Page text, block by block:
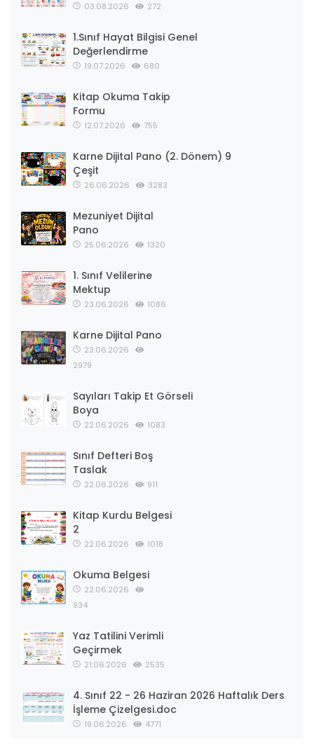
03.08.2026 272
1.Sınıf Hayat Bilgisi Genel
Değerlendirme
19.07.2026 680
Kitap Okuma Takip
Formu
12.07.2026 755
Karne Dijital Pano (2. Dönem) 9
Çeşit
26.06.2026 3283
Mezuniyet Dijital
Pano
25.06.2026 1320
1. Sınıf Velilerine
Mektup
23.06.2026 1086
Karne Dijital Pano
23.06.2026
2979
Sayıları Takip Et Görseli
Boya
22.06.2026 1083
Sınıf Defteri Boş
Taslak
22.06.2026 911
Kitap Kurdu Belgesi
2
22.06.2026 1018
Okuma Belgesi
22.06.2026
934
Yaz Tatilini Verimli
Geçirmek
21.06.2026 2535
4. Sınıf 22 - 26 Haziran 2026 Haftalık Ders
İşleme Çizelgesi.doc
19.06.2026 4771